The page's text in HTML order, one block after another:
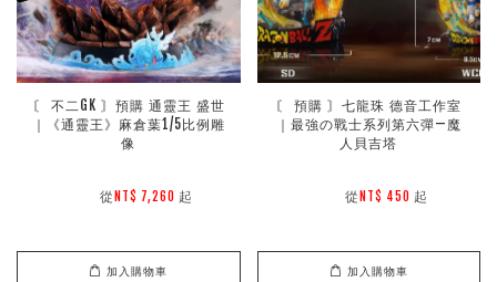
〘 不二GK 〙預購 通靈王 盛世
｜《通靈王》麻倉葉1/5比例雕
像
        從
NT$ 7,260 起
加入購物車
〘 預購 〙七龍珠 德音工作室
｜最強の戰士系列第六彈—魔
人貝吉塔
        從
NT$ 450 起
加入購物車